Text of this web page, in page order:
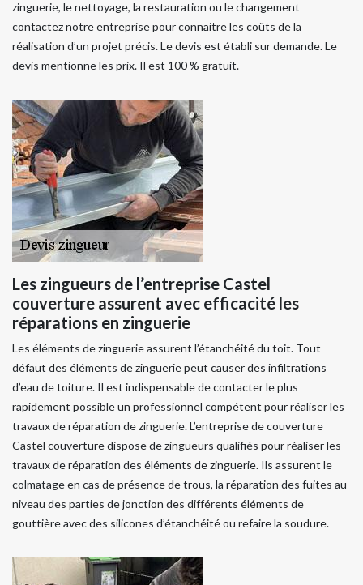
zinguerie, le nettoyage, la restauration ou le changement
contactez notre entreprise pour connaitre les coûts de la
réalisation d’un projet précis. Le devis est établi sur demande. Le
devis mentionne les prix. Il est 100 % gratuit.
Les zingueurs de l’entreprise Castel
couverture assurent avec efficacité les
réparations en zinguerie
Les éléments de zinguerie assurent l’étanchéité du toit. Tout
défaut des éléments de zinguerie peut causer des infiltrations
d’eau de toiture. Il est indispensable de contacter le plus
rapidement possible un professionnel compétent pour réaliser les
travaux de réparation de zinguerie. L’entreprise de couverture
Castel couverture dispose de zingueurs qualifiés pour réaliser les
travaux de réparation des éléments de zinguerie. Ils assurent le
colmatage en cas de présence de trous, la réparation des fuites au
niveau des parties de jonction des différents éléments de
gouttière avec des silicones d’étanchéité ou refaire la soudure.